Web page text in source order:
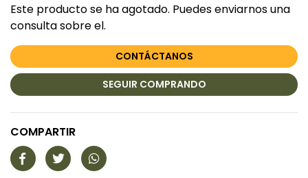
Este producto se ha agotado. Puedes enviarnos una
consulta sobre el.
CONTÁCTANOS
SEGUIR COMPRANDO
COMPARTIR